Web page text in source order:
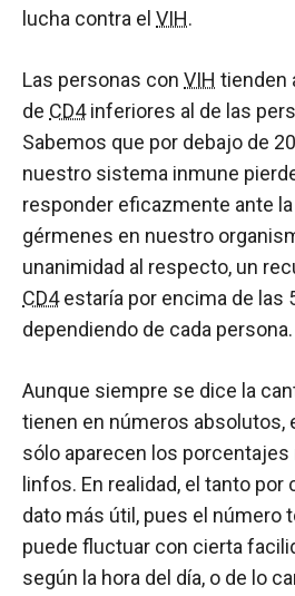
lucha contra el VIH.
Las personas con VIH tienden
de CD4inferiores al de las
Sabemos que por debajo de
nuestro sistema inmune
responder eficazmente ante
gérmenes en nuestro
unanimidad al respecto, un
CD4estaría por encima de las
dependiendo de cada persona.
Aunque siempre se dice la
tienen en números absolutos,
sólo aparecen los
linfos. En realidad, el tanto por
dato más útil, pues el número
puede fluctuar con cierta
según la hora del día, o de lo